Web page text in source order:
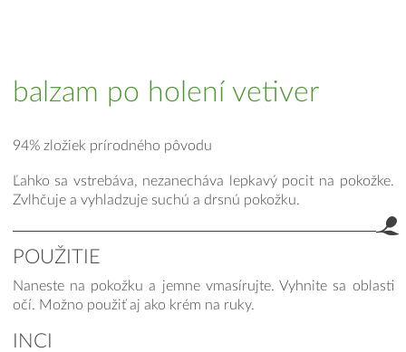
balzam po holení vetiver
94% zložiek prírodného pôvodu
Ľahko sa vstrebáva, nezanecháva lepkavý pocit na pokožke.
Zvlhčuje a vyhladzuje suchú a drsnú pokožku.
POUŽITIE
Naneste na pokožku a jemne vmasírujte. Vyhnite sa oblasti
očí. Možno použiť aj ako krém na ruky.
INCI